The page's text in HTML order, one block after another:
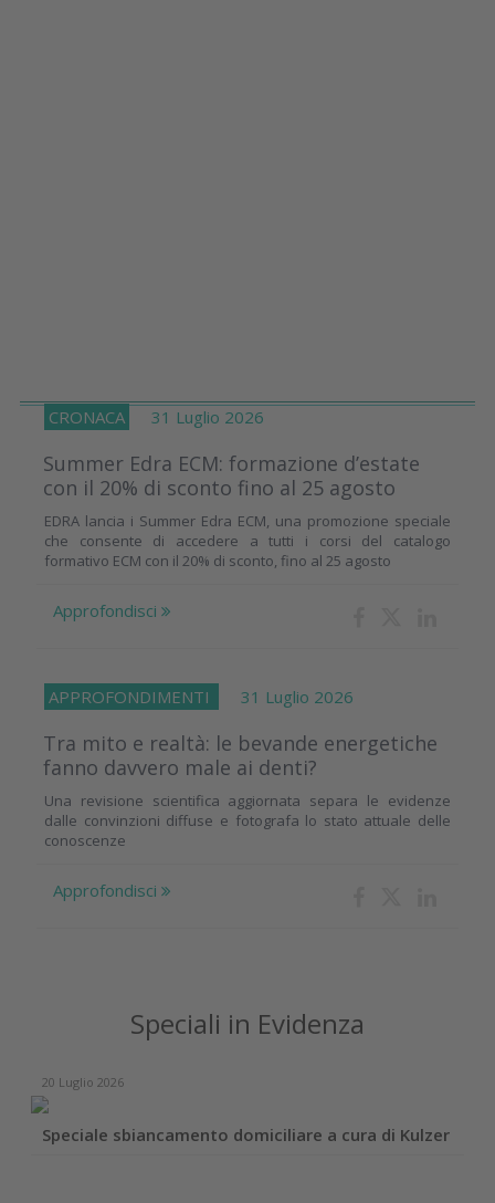
CRONACA 31 Luglio 2026
Summer Edra ECM: formazione d’estate
con il 20% di sconto fino al 25 agosto
EDRA lancia i Summer Edra ECM, una promozione speciale
che consente di accedere a tutti i corsi del catalogo
formativo ECM con il 20% di sconto, fino al 25 agosto
Approfondisci
APPROFONDIMENTI 31 Luglio 2026
Tra mito e realtà: le bevande energetiche
fanno davvero male ai denti?
Una revisione scientifica aggiornata separa le evidenze
dalle convinzioni diffuse e fotografa lo stato attuale delle
conoscenze
Approfondisci
Speciali in Evidenza
20 Luglio 2026
Speciale sbiancamento domiciliare a cura di Kulzer